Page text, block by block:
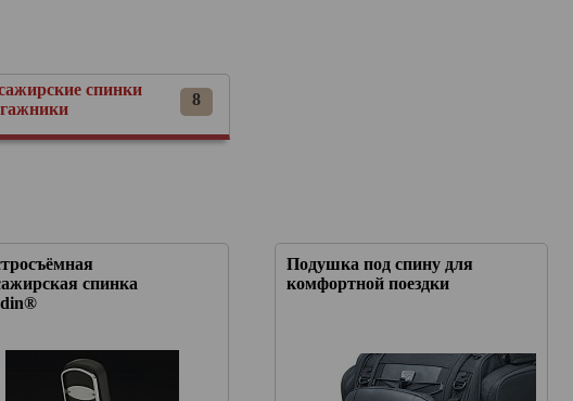
спинки
8
спинка
Подушка под спину для
комфортной поездки